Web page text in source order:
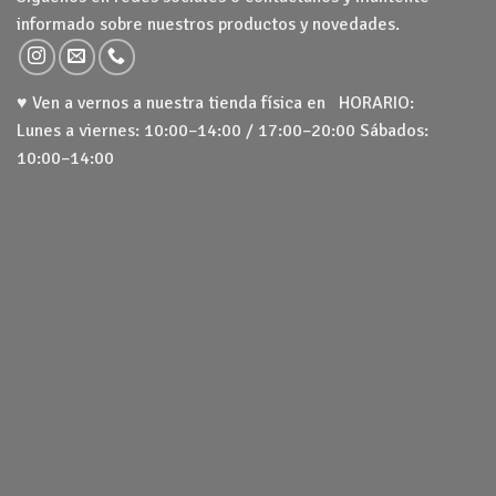
informado sobre nuestros productos y novedades.
♥ Ven a vernos a nuestra tienda física en HORARIO:
Lunes a viernes: 10:00–14:00 / 17:00–20:00 Sábados:
10:00–14:00